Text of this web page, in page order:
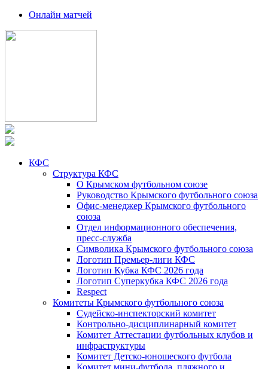
Онлайн матчей
КФС
Структура КФС
О Крымском футбольном союзе
Руководство Крымского футбольного союза
Офис-менеджер Крымского футбольного
союза
Отдел информационного обеспечения,
пресс-служба
Символика Крымского футбольного союза
Логотип Премьер-лиги КФС
Логотип Кубка КФС 2026 года
Логотип Суперкубка КФС 2026 года
Respect
Комитеты Крымского футбольного союза
Судейско-инспекторский комитет
Контрольно-дисциплинарный комитет
Комитет Аттестации футбольных клубов и
инфраструктуры
Комитет Детско-юношеского футбола
Комитет мини-футбола, пляжного и